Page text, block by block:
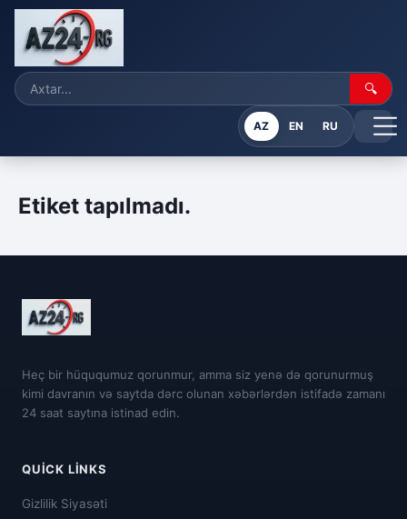
🔍
AZ EN RU
Etiket tapılmadı.
Heç bir hüququmuz qorunmur, amma siz yenə də qorunurmuş
kimi davranın və saytda dərc olunan xəbərlərdən istifadə zamanı
24 saat saytına istinad edin.
QUICK LINKS
Gizlilik Siyasəti